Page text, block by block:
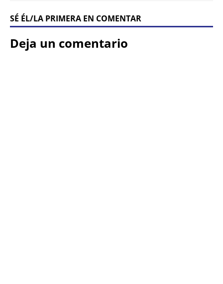
SÉ ÉL/LA PRIMERA EN COMENTAR
Deja un comentario